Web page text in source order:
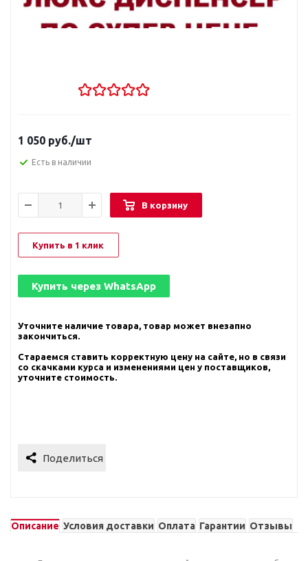
1 050 руб./шт
Есть в наличии
В корзину
Купить в 1 клик
Купить через WhatsApp
Уточните наличие товара, товар может внезапно
закончиться.
Стараемся ставить корректную цену на сайте, но в связи
со скачками курса и изменениями цен у поставщиков,
уточните стоимость.
Описание Условия доставки Оплата Гарантии Отзывы